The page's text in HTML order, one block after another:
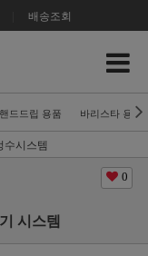
배송조회
핸드드립 용품 바리스타 용품
수시스템
0
시스템